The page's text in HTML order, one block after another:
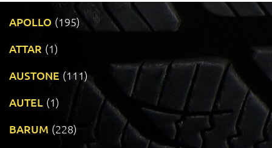
APOLLO (195)
ATTAR (1)
AUSTONE (111)
AUTEL (1)
BARUM (228)